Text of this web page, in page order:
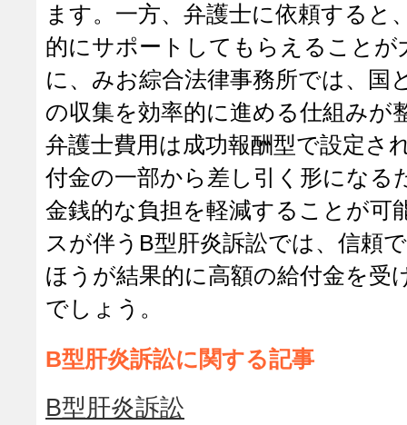
ます。一方、弁護士に依頼すると
的にサポートしてもらえることが
に、みお綜合法律事務所では、国
の収集を効率的に進める仕組みが
弁護士費用は成功報酬型で設定さ
付金の一部から差し引く形になる
金銭的な負担を軽減することが可
スが伴うB型肝炎訴訟では、信頼
ほうが結果的に高額の給付金を受
でしょう。
B型肝炎訴訟に関する記事
B型肝炎訴訟